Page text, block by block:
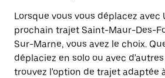
Lorsque vous vous déplacez avec
prochain trajet Saint-Maur-Des-
Sur-Marne, vous avez le choix.
déplaciez en solo ou avec
trouvez l'option de trajet adaptée